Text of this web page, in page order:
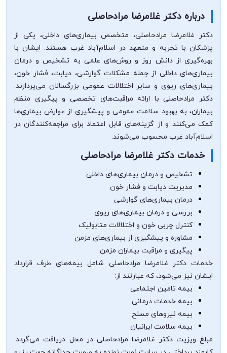
درباره دکتر غلامرضا مرادحاصلی
دکتر غلامرضا مرادحاصلی، متخصص بیماری‌های داخلی، یکی از
پزشکان با تجربه و متعهد در اسلام‌آباد غرب هستند. ایشان با
بهره‌گیری از دانش روز و روش‌های علمی به تشخیص و درمان
بیماری‌های داخلی از جمله مشکلات گوارشی، دیابت، فشار خون،
بیماری‌های ریوی و سایر اختلالات عمومی بزرگسالان می‌پردازند.
دکتر مرادحاصلی با ارائه مراقبت‌های تخصصی و پیگیری منظم
بیماران، به بهبود سلامت عمومی و پیشگیری از عوارض بیماری‌ها
کمک می‌کنند و از گزینه‌های قابل اعتماد برای مراجعه‌کنندگان در
اسلام‌آباد غرب محسوب می‌شوند.
خدمات دکتر غلامرضا مرادحاصلی
تشخیص و درمان بیماری‌های داخلی
مدیریت دیابت و فشار خون
درمان بیماری‌های گوارشی
بررسی و درمان بیماری‌های ریوی
کنترل چربی خون و اختلالات متابولیک
مشاوره و پیشگیری از بیماری‌های مزمن
پیگیری و مراقبت بیماران مزمن
خدمات دکتر غلامرضا مرادحاصلی شامل بیمه‌های طرف قرارداد
ایشان نیز می‌شود، که عبارتند از:
بیمه تامین اجتماعی
بیمه خدمات درمانی
بیمه نیروهای مسلح
بیمه سلامت ایرانیان
مبلغ ویزیت دکتر غلامرضا مرادحاصلی در محل دریافت می‌گردد.